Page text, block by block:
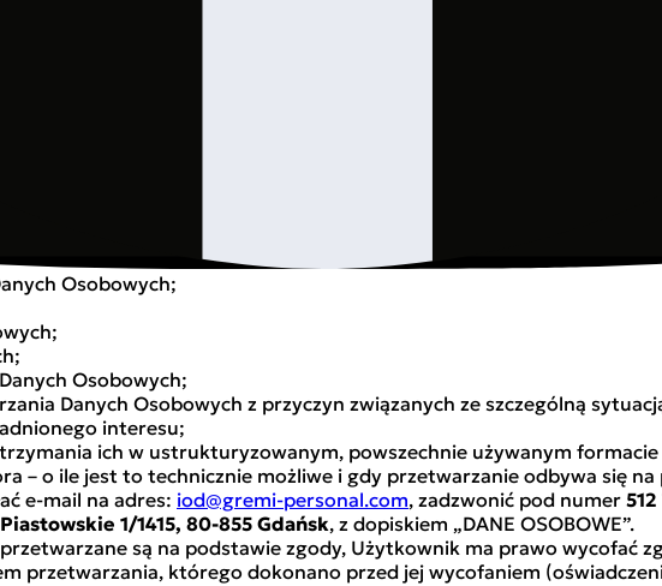
Osobowych;
Osobowych;
Danych Osobowych z przyczyn związanych ze szczególną
interesu;
ich w ustrukturyzowanym, powszechnie używanym
– o ile jest to technicznie możliwe i gdy przetwarzanie odbywa się
e-mail na adres: iod@gremi-personal.com, zadzwonić pod numer
1/1415, 80-855 Gdańsk, z dopiskiem „DANE OSOBOWE”.
są na podstawie zgody, Użytkownik ma prawo wycofać
przetwarzania, którego dokonano przed jej wycofaniem